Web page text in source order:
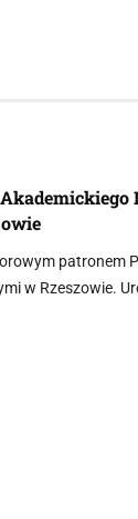
patronem
w Rzeszowie.